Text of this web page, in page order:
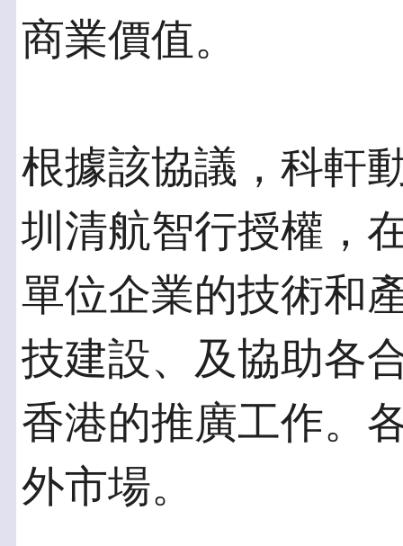
商業價值。
根據該協議，科軒
圳清航智行授權，
單位企業的技術和
技建設、及協助各
香港的推廣工作。
外市場。